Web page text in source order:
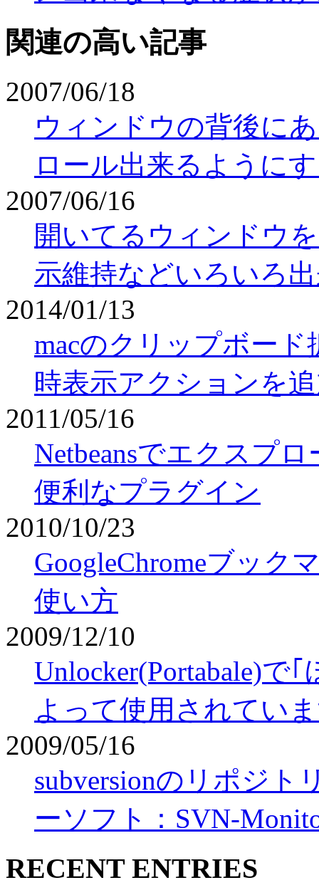
関連の高い記事
2007/06/18
ウィンドウの背後に
ロール出来るように
2007/06/16
開いてるウィンドウ
示維持などいろいろ
2014/01/13
macのクリップボー
時表示アクションを
2011/05/16
Netbeansでエクスプ
便利なプラグイン
2010/10/23
GoogleChromeブック
使い方
2009/12/10
Unlocker(Portabale)で
よって使用されてい
2009/05/16
subversionのリポジ
ーソフト：SVN-
RECENT ENTRIES